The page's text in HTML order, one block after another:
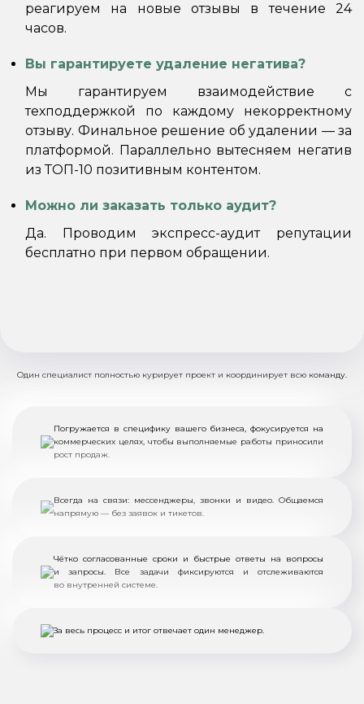
Один специалист полностью курирует проект и координирует всю команду.
Погружается в специфику вашего бизнеса, фокусируется на
коммерческих целях, чтобы выполняемые работы приносили
рост продаж.
Всегда на связи: мессенджеры, звонки и видео. Общаемся
напрямую — без заявок и тикетов.
Чётко согласованные сроки и быстрые ответы на вопросы
и запросы. Все задачи фиксируются и отслеживаются
во внутренней системе.
За весь процесс и итог отвечает один менеджер.
реагируем на новые отзывы в течение 24
часов.
Вы гарантируете удаление негатива?
Мы гарантируем взаимодействие с
техподдержкой по каждому некорректному
отзыву. Финальное решение об удалении — за
платформой. Параллельно вытесняем негатив
из ТОП-10 позитивным контентом.
Можно ли заказать только аудит?
Да. Проводим экспресс-аудит репутации
бесплатно при первом обращении.